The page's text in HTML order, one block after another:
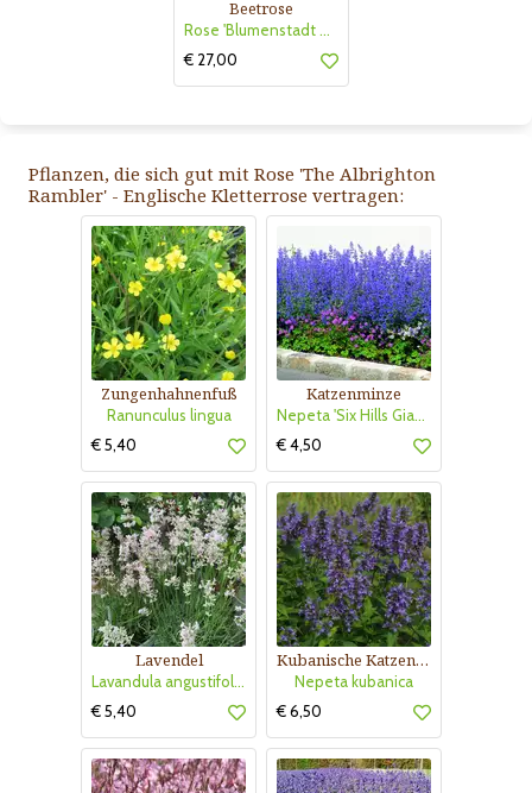
Beetrose
Rose 'Blumenstadt Tulln'
€ 27,00
Pflanzen, die sich gut mit Rose 'The Albrighton
Rambler' - Englische Kletterrose vertragen:
Zungenhahnenfuß
Ranunculus lingua
€ 5,40
Katzenminze
Nepeta 'Six Hills Giant'
€ 4,50
Lavendel
Lavandula angustifolia 'Rosea'
€ 5,40
Kubanische Katzenminze
Nepeta kubanica
€ 6,50